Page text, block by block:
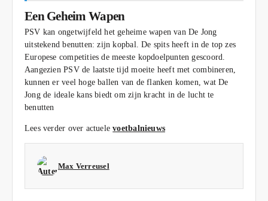
Een Geheim Wapen
PSV kan ongetwijfeld het geheime wapen van De Jong
uitstekend benutten: zijn kopbal. De spits heeft in de top zes
Europese competities de meeste kopdoelpunten gescoord.
Aangezien PSV de laatste tijd moeite heeft met combineren,
kunnen er veel hoge ballen van de flanken komen, wat De
Jong de ideale kans biedt om zijn kracht in de lucht te
benutten
Lees verder over actuelevoetbalnieuws
Max Verreusel